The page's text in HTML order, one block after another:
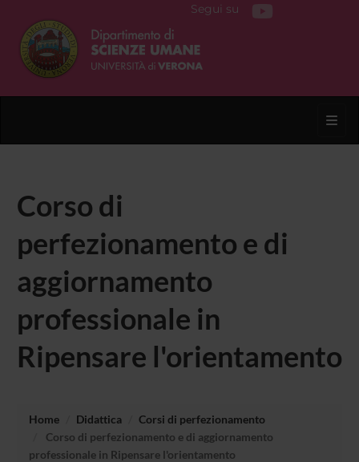
Segui su
Corso di
perfezionamento e di
aggiornamento
professionale in
Ripensare l'orientamento
Home Didattica
Corsi di perfezionamento
Corso di perfezionamento e di aggiornamento
professionale in Ripensare l'orientamento